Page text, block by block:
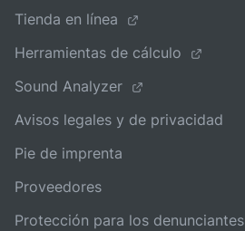
Tienda en línea
Herramientas de cálculo
Sound Analyzer
Avisos legales y de privacidad
Pie de imprenta
Proveedores
Protección para los denunciantes